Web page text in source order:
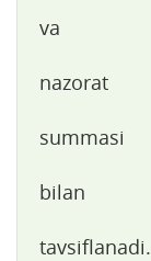
va
nazorat
summasi
bilan
tavsiflanadi.